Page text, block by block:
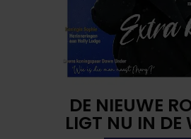
DE NIEUWE
LIGT NU IN DE